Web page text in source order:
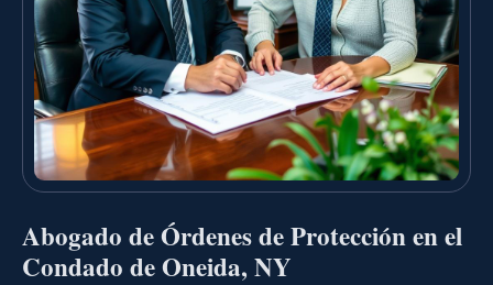
Abogado de Órdenes de Protección en el
Condado de Oneida, NY